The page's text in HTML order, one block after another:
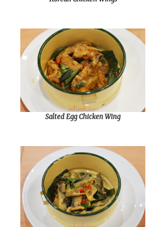
Salted Egg Chicken Wing